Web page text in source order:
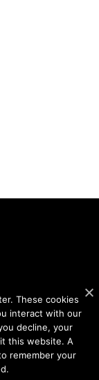
These cookies
interact with our
decline, your
this website. A
remember your